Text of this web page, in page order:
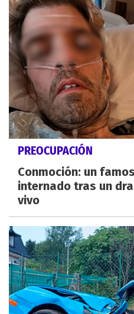
PREOCUPACIÓN
Conmoción: un
internado tras un
vivo